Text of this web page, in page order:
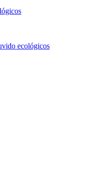
ecológicos